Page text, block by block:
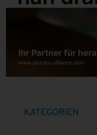
KATEGORIEN